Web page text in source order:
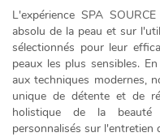
L'expérience SPA
absolu de la peau et sur
sélectionnés pour leur
peaux les plus sensibles.
aux techniques modernes,
unique de détente et de
holistique de la beauté
personnalisés sur l'entretien